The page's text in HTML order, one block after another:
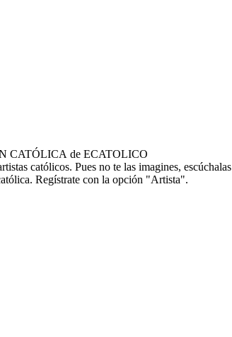
CATÓLICA de ECATOLICO
católicos. Pues no te las imagines,
Regístrate con la opción "Artista".